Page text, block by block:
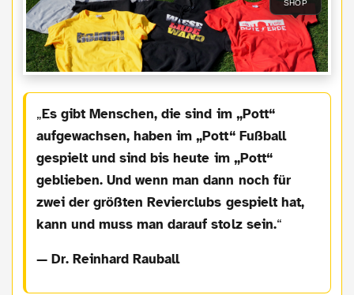
SHOP
Es gibt Menschen, die sind im „Pott“
aufgewachsen, haben im „Pott“ Fußball
gespielt und sind bis heute im „Pott“
geblieben. Und wenn man dann noch für
zwei der größten Revierclubs gespielt hat,
kann und muss man darauf stolz sein.
— Dr. Reinhard Rauball